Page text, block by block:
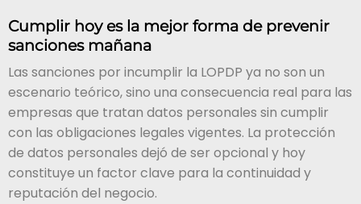
Cumplir hoy es la mejor forma de prevenir
sanciones mañana
Las sanciones por incumplir la LOPDP ya no son un
escenario teórico, sino una consecuencia real para las
empresas que tratan datos personales sin cumplir
con las obligaciones legales vigentes. La protección
de datos personales dejó de ser opcional y hoy
constituye un factor clave para la continuidad y
reputación del negocio.